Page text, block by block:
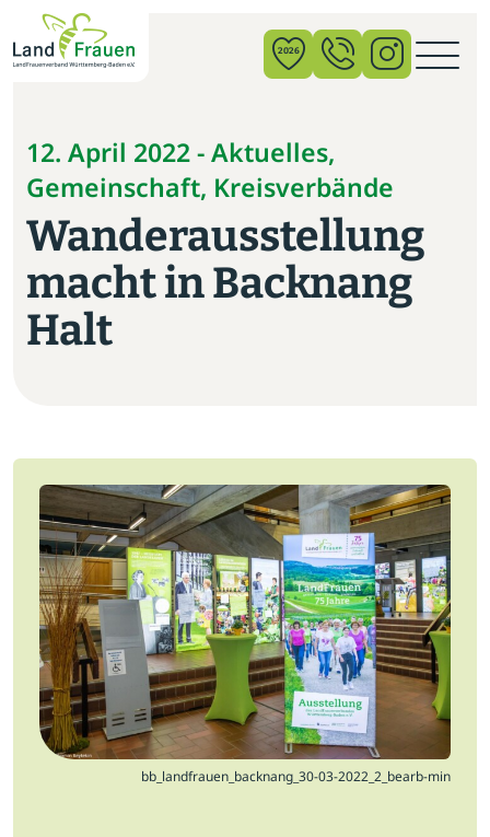
2026
12. April 2022 - Aktuelles,
Gemeinschaft, Kreisverbände
Wanderausstellung
macht in Backnang
Halt
×
News
Verband
Politik
Bildung
Startseite
Jobs
Newsletter
Presse
Intern
Login
Mitglied werden
bb_landfrauen_backnang_30-03-2022_2_bearb-min